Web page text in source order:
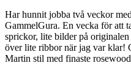
Har hunnit jobba två veckor
GammelGura. En vecka för att
sprickor, lite bilder på
över lite ribbor när jag var klar!
Martin stil med finaste